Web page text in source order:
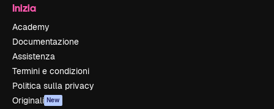
Inizia
Academy
Documentazione
Assistenza
Termini e condizioni
Politica sulla privacy
Originali New